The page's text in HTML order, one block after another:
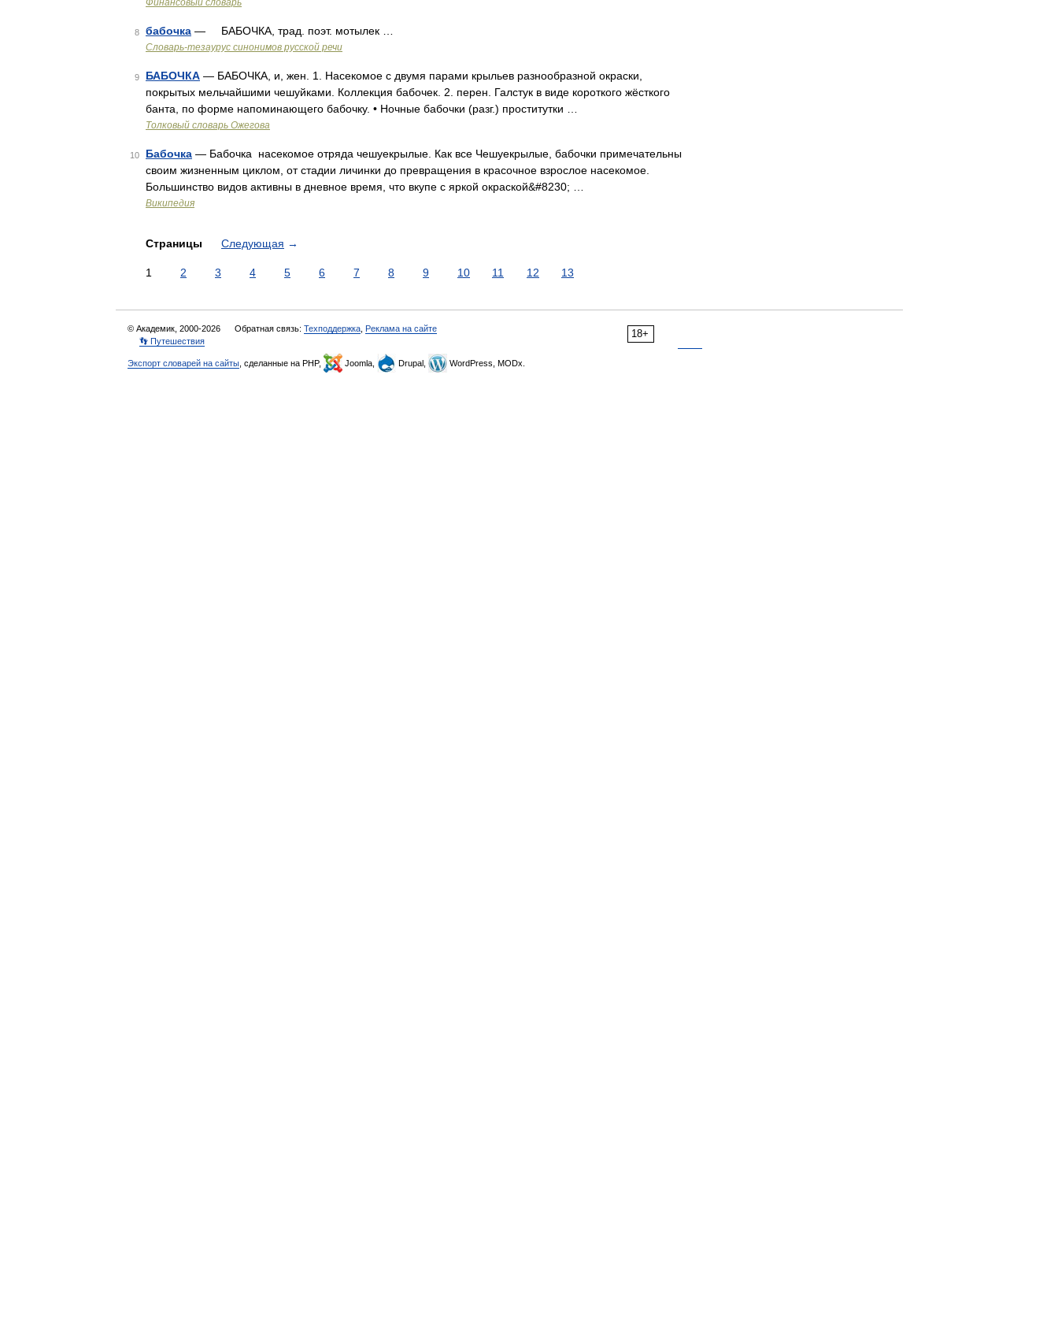
Финансовый словарь
8 бабочка — БАБОЧКА, трад. поэт. мотылек …
Словарь-тезаурус синонимов русской речи
9 БАБОЧКА — БАБОЧКА, и, жен. 1. Насекомое с двумя парами крыльев разнообразной окраски,
покрытых мельчайшими чешуйками. Коллекция бабочек. 2. перен. Галстук в виде короткого жёсткого
банта, по форме напоминающего бабочку. • Ночные бабочки (разг.) проститутки …
Толковый словарь Ожегова
10 Бабочка — Бабочка насекомое отряда чешуекрылые. Как все Чешуекрылые, бабочки примечательны
своим жизненным циклом, от стадии личинки до превращения в красочное взрослое насекомое.
Большинство видов активны в дневное время, что вкупе с яркой окраской&#8230; …
Википедия
Страницы Следующая →
1 2 3 4 5 6 7 8 9 10 11 12 13
18+
© Академик, 2000-2026 Обратная связь: Техподдержка Реклама на сайте
👣 Путешествия
Экспорт словарей на сайты , сделанные на PHP, Joomla, Drupal, WordPress, MODx.